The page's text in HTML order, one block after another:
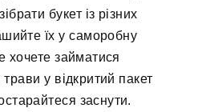
букет із різних
їх у саморобну
займатися
у відкритий пакет
заснути.